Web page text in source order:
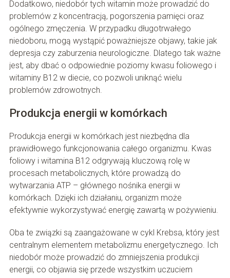
Dodatkowo, niedobór tych witamin może prowadzić do
problemów z koncentracją, pogorszenia pamięci oraz
ogólnego zmęczenia. W przypadku długotrwałego
niedoboru, mogą wystąpić poważniejsze objawy, takie jak
depresja czy zaburzenia neurologiczne. Dlatego tak ważne
jest, aby dbać o odpowiednie poziomy kwasu foliowego i
witaminy B12 w diecie, co pozwoli uniknąć wielu
problemów zdrowotnych.
Produkcja energii w komórkach
Produkcja energii w komórkach jest niezbędna dla
prawidłowego funkcjonowania całego organizmu. Kwas
foliowy i witamina B12 odgrywają kluczową rolę w
procesach metabolicznych, które prowadzą do
wytwarzania ATP – głównego nośnika energii w
komórkach. Dzięki ich działaniu, organizm może
efektywnie wykorzystywać energię zawartą w pożywieniu.
Oba te związki są zaangażowane w cykl Krebsa, który jest
centralnym elementem metabolizmu energetycznego. Ich
niedobór może prowadzić do zmniejszenia produkcji
energii, co objawia się przede wszystkim uczuciem